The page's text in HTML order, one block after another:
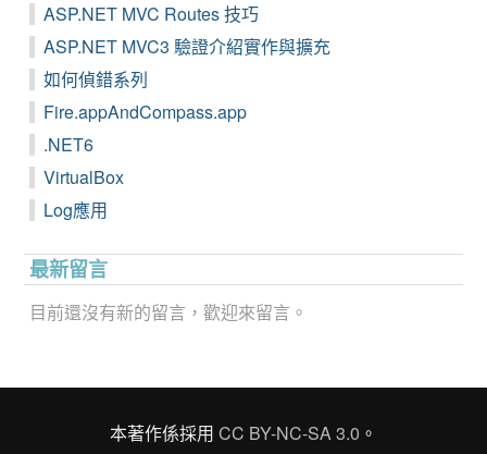
ASP.NET MVC Routes 技巧
ASP.NET MVC3 驗證介紹實作與擴充
如何偵錯系列
Fire.appAndCompass.app
.NET6
VirtualBox
Log應用
最新留言
目前還沒有新的留言，歡迎來留言。
本著作係採用 CC BY-NC-SA 3.0 。